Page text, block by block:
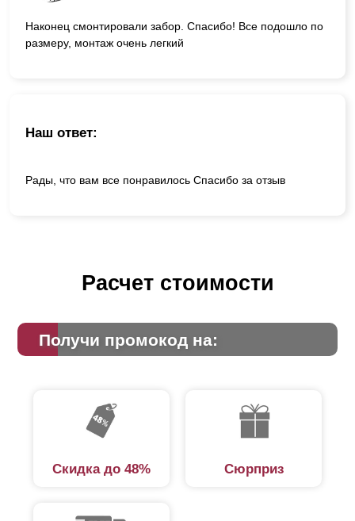
Наконец смонтировали забор. Спасибо! Все подошло по
размеру, монтаж очень легкий
Наш ответ:
Рады, что вам все понравилось Спасибо за отзыв
Расчет стоимости
Получи промокод на:
Скидка до 48% Сюрприз